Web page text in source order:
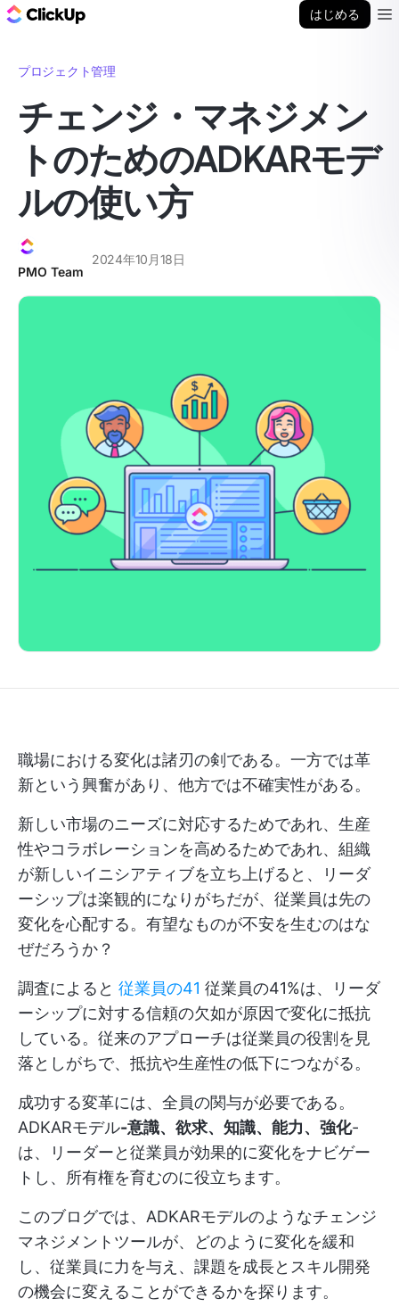
はじめる
プロジェクト管理
チェンジ・マネジメン
トのためのADKARモデ
ルの使い方
PMO Team
2024年10月18日
職場における変化は諸刃の剣である。一方では革
新という興奮があり、他方では不確実性がある。
新しい市場のニーズに対応するためであれ、生産
性やコラボレーションを高めるためであれ、組織
が新しいイニシアティブを立ち上げると、リーダ
ーシップは楽観的になりがちだが、従業員は先の
変化を心配する。有望なものが不安を生むのはな
ぜだろうか？
調査によると 従業員の41 従業員の41%は、リーダ
ーシップに対する信頼の欠如が原因で変化に抵抗
している。従来のアプローチは従業員の役割を見
落としがちで、抵抗や生産性の低下につながる。
成功する変革には、全員の関与が必要である。
ADKARモデル-意識、欲求、知識、能力、強化-
は、リーダーと従業員が効果的に変化をナビゲー
トし、所有権を育むのに役立ちます。
このブログでは、ADKARモデルのようなチェンジ
マネジメントツールが、どのように変化を緩和
し、従業員に力を与え、課題を成長とスキル開発
の機会に変えることができるかを探ります。